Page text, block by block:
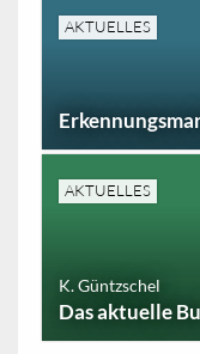
AKTUELLES
AKTUELLES
K. Güntzschel
Das aktuelle